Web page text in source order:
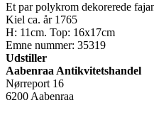
Et par polykrom dekorerede
Kiel ca. år 1765
H: 11cm. Top: 16x17cm
Emne nummer: 35319
Udstiller
Aabenraa Antikvitetshandel
Nørreport 16
6200 Aabenraa